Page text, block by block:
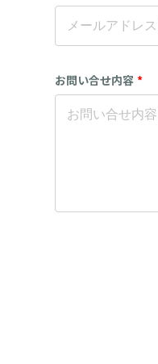
お問い合せ内容 *